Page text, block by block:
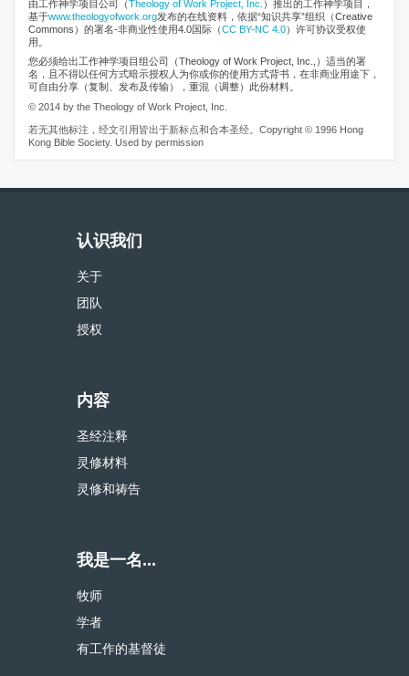
由工作神学项目公司
（Theology of Work Project, Inc. ）推出的工作神学项目，
基于www.theologyofwork.org发布的在线资料，依据“知识共享”组织（Creative
Commons）的署名-非商业性使用4.0国际（CC BY-NC 4.0）许可协议受权使
用。
您必须给出工作神学项目组公司（Theology of Work Project, Inc.,）适当的署
名，且不得以任何方式暗示授权人为你或你的使用方式背书，在非商业用途下，
可自由分享（复制、发布及传输），重混（调整）此份材料。
© 2014 by the Theology of Work Project, Inc.
若无其他标注，经文引用皆出于新标点和合本圣经。Copyright © 1996 Hong
Kong Bible Society. Used by permission
认识我们
关于
团队
授权
内容
圣经注释
灵修材料
灵修和祷告
我是一名...
牧师
学者
有工作的基督徒